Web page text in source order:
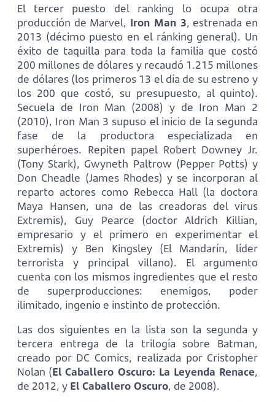
El tercer puesto del ranking lo ocupa otra
producción de Marvel, Iron Man 3, estrenada en
2013 (décimo puesto en el ránking general). Un
éxito de taquilla para toda la familia que costó
200 millones de dólares y recaudó 1.215 millones
de dólares (los primeros 13 el día de su estreno y
los 200 que costó, su presupuesto, al quinto).
Secuela de Iron Man (2008) y de Iron Man 2
(2010), Iron Man 3 supuso el inicio de la segunda
fase de la productora especializada en
superhéroes. Repiten papel Robert Downey Jr.
(Tony Stark), Gwyneth Paltrow (Pepper Potts) y
Don Cheadle (James Rhodes) y se incorporan al
reparto actores como Rebecca Hall (la doctora
Maya Hansen, una de las creadoras del virus
Extremis), Guy Pearce (doctor Aldrich Killian,
empresario y el primero en experimentar el
Extremis) y Ben Kingsley (El Mandarín, líder
terrorista y principal villano). El argumento
cuenta con los mismos ingredientes que el resto
de superproducciones: enemigos, poder
ilimitado, ingenio e instinto de protección.
Las dos siguientes en la lista son la segunda y
tercera entrega de la trilogía sobre Batman,
creado por DC Comics, realizada por Cristopher
Nolan (El Caballero Oscuro: La Leyenda Renace,
de 2012, y El Caballero Oscuro, de 2008).